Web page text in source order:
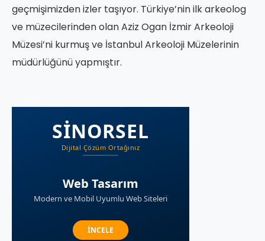
geçmişimizden izler taşıyor. Türkiye’nin ilk arkeolog
ve müzecilerinden olan Aziz Ogan İzmir Arkeoloji
Müzesi’ni kurmuş ve İstanbul Arkeoloji Müzelerinin
müdürlüğünü yapmıştır.